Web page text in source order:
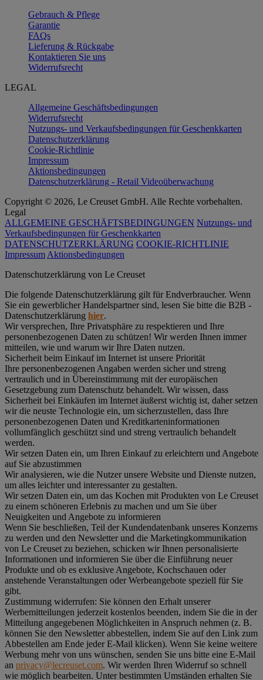
Gebrauch & Pflege
Garantie
FAQs
Lieferung & Rückgabe
Kontaktieren Sie uns
Widerrufsrecht
LEGAL
Allgemeine Geschäftsbedingungen
Widerrufsrecht
Nutzungs- und Verkaufsbedingungen für Geschenkkarten
Datenschutzerklärung
Cookie-Richtlinie
Impressum
Aktionsbedingungen
Datenschutzerklärung - Retail Videoüberwachung
Copyright © 2026, Le Creuset GmbH. Alle Rechte vorbehalten.
Legal
ALLGEMEINE GESCHÄFTSBEDINGUNGEN Nutzungs- und
Verkaufsbedingungen für Geschenkkarten
DATENSCHUTZERKLÄRUNG COOKIE-RICHTLINIE
Impressum Aktionsbedingungen
Datenschutz­erklärung von Le Creuset
Die folgende Datenschutzerklärung gilt für Endverbraucher. Wenn
Sie ein gewerblicher Handelspartner sind, lesen Sie bitte die B2B -
Datenschutzerklärung hier.
Wir versprechen, Ihre Privatsphäre zu respektieren und Ihre
personenbezogenen Daten zu schützen! Wir werden Ihnen immer
mitteilen, wie und warum wir Ihre Daten nutzen.
Sicherheit beim Einkauf im Internet ist unsere Priorität
Ihre personenbezogenen Angaben werden sicher und streng
vertraulich und in Übereinstimmung mit der europäischen
Gesetzgebung zum Datenschutz behandelt. Wir wissen, dass
Sicherheit bei Einkäufen im Internet äußerst wichtig ist, daher setzen
wir die neuste Technologie ein, um sicherzustellen, dass Ihre
personenbezogenen Daten und Kreditkarteninformationen
vollumfänglich geschützt sind und streng vertraulich behandelt
werden.
Wir setzen Daten ein, um Ihren Einkauf zu erleichtern und Angebote
auf Sie abzustimmen
Wir analysieren, wie die Nutzer unsere Website und Dienste nutzen,
um alles leichter und interessanter zu gestalten.
Wir setzen Daten ein, um das Kochen mit Produkten von Le Creuset
zu einem schöneren Erlebnis zu machen und um Sie über
Neuigkeiten und Angebote zu informieren
Wenn Sie beschließen, Teil der Kundendatenbank unseres Konzerns
zu werden und den Newsletter und die Marketingkommunikation
von Le Creuset zu beziehen, schicken wir Ihnen personalisierte
Informationen und informieren Sie über die Einführung neuer
Produkte und ob es exklusive Angebote, Kochschauen oder
anstehende Veranstaltungen oder Werbeangebote speziell für Sie
gibt.
Zustimmung widerrufen: Sie können den Erhalt unserer
Werbemitteilungen jederzeit kostenlos beenden, indem Sie die in der
Mitteilung angegebenen Möglichkeiten in Anspruch nehmen (z. B.
können Sie den Newsletter abbestellen, indem Sie auf den Link zum
Abbestellen am Ende jeder E-Mail klicken). Wenn Sie keine weitere
Werbung mehr von uns wünschen, senden Sie uns bitte eine E-Mail
an privacy@lecreuset.com. Wir werden Ihren Widerruf so schnell
wie möglich bearbeiten. Unter bestimmten Umständen erhalten Sie